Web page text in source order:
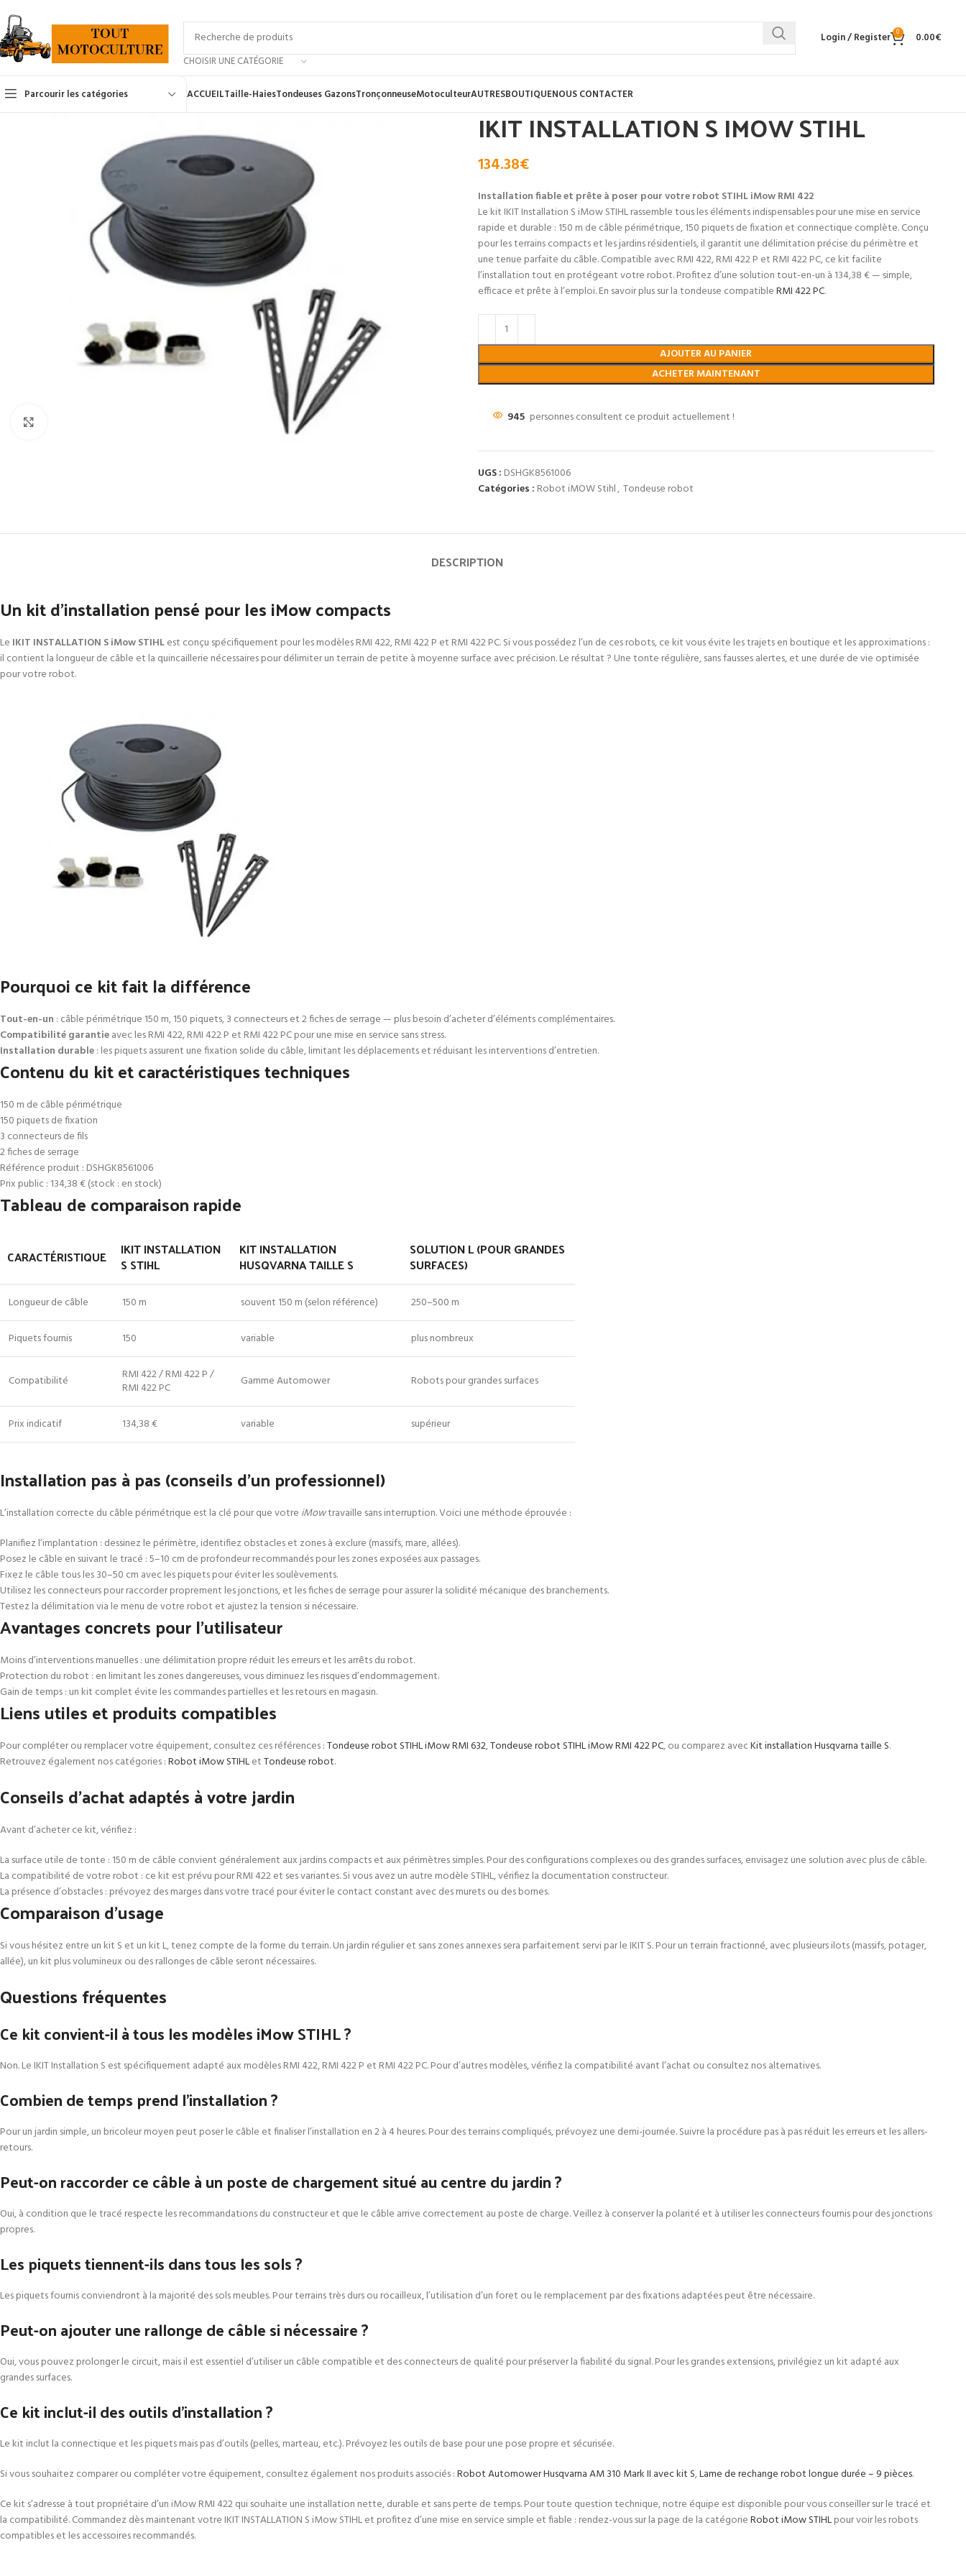
CHOISIR UNE CATÉGORIE
Login / Register 0 0.00€
Parcourir les catégories ACCUEILTaille-HaiesTondeuses GazonsTronçonneuseMotoculteurAUTRESBOUTIQUENOUS CONTACTER
IKIT INSTALLATION S IMOW STIHL
134.38€
Installation fiable et prête à poser pour votre robot STIHL iMow RMI 422
Le kit IKIT Installation S iMow STIHL rassemble tous les éléments indispensables pour une mise en service
rapide et durable : 150 m de câble périmétrique, 150 piquets de fixation et connectique complète. Conçu
pour les terrains compacts et les jardins résidentiels, il garantit une délimitation précise du périmètre et
une tenue parfaite du câble. Compatible avec RMI 422, RMI 422 P et RMI 422 PC, ce kit facilite
l’installation tout en protégeant votre robot. Profitez d’une solution tout-en-un à 134,38 € — simple,
efficace et prête à l’emploi. En savoir plus sur la tondeuse compatibleRMI 422 PC.
AJOUTER AU PANIER
ACHETER MAINTENANT
945 personnes consultent ce produit actuellement !
UGS : DSHGK8561006
Catégories : Robot iMOW Stihl, Tondeuse robot
DESCRIPTION
Un kit d’installation pensé pour les iMow compacts
Le IKIT INSTALLATION S iMow STIHLest conçu spécifiquement pour les modèles RMI 422, RMI 422 P et RMI 422 PC. Si vous possédez l’un de ces robots, ce kit vous évite les trajets en boutique et les approximations :
il contient la longueur de câble et la quincaillerie nécessaires pour délimiter un terrain de petite à moyenne surface avec précision. Le résultat ? Une tonte régulière, sans fausses alertes, et une durée de vie optimisée
pour votre robot.
Pourquoi ce kit fait la différence
Tout-en-un : câble périmétrique 150 m, 150 piquets, 3 connecteurs et 2 fiches de serrage — plus besoin d’acheter d’éléments complémentaires.
Compatibilité garantieavec les RMI 422, RMI 422 P et RMI 422 PC pour une mise en service sans stress.
Installation durable: les piquets assurent une fixation solide du câble, limitant les déplacements et réduisant les interventions d’entretien.
Contenu du kit et caractéristiques techniques
150 m de câble périmétrique
150 piquets de fixation
3 connecteurs de fils
2 fiches de serrage
Référence produit : DSHGK8561006
Prix public : 134,38 € (stock : en stock)
Tableau de comparaison rapide
CARACTÉRISTIQUE IKIT INSTALLATION
S STIHL
KIT INSTALLATION
HUSQVARNA TAILLE S
SOLUTION L (POUR GRANDES
SURFACES)
Longueur de câble 150 m souvent 150 m (selon référence) 250–500 m
Piquets fournis 150 variable plus nombreux
Compatibilité
RMI 422 / RMI 422 P /
RMI 422 PC
Gamme Automower Robots pour grandes surfaces
Prix indicatif 134,38 € variable supérieur
Installation pas à pas (conseils d’un professionnel)
L’installation correcte du câble périmétrique est la clé pour que votre iMowtravaille sans interruption. Voici une méthode éprouvée :
Planifiez l’implantation : dessinez le périmètre, identifiez obstacles et zones à exclure (massifs, mare, allées).
Posez le câble en suivant le tracé : 5–10 cm de profondeur recommandés pour les zones exposées aux passages.
Fixez le câble tous les 30–50 cm avec les piquets pour éviter les soulèvements.
Utilisez les connecteurs pour raccorder proprement les jonctions, et les fiches de serrage pour assurer la solidité mécanique des branchements.
Testez la délimitation via le menu de votre robot et ajustez la tension si nécessaire.
Avantages concrets pour l’utilisateur
Moins d’interventions manuelles : une délimitation propre réduit les erreurs et les arrêts du robot.
Protection du robot : en limitant les zones dangereuses, vous diminuez les risques d’endommagement.
Gain de temps : un kit complet évite les commandes partielles et les retours en magasin.
Liens utiles et produits compatibles
Pour compléter ou remplacer votre équipement, consultez ces références :Tondeuse robot STIHL iMow RMI 632,Tondeuse robot STIHL iMow RMI 422 PC, ou comparez avecKit installation Husqvarna taille S.
Retrouvez également nos catégories :Robot iMow STIHLetTondeuse robot.
Conseils d’achat adaptés à votre jardin
Avant d’acheter ce kit, vérifiez :
La surface utile de tonte : 150 m de câble convient généralement aux jardins compacts et aux périmètres simples. Pour des configurations complexes ou des grandes surfaces, envisagez une solution avec plus de câble.
La compatibilité de votre robot : ce kit est prévu pour RMI 422 et ses variantes. Si vous avez un autre modèle STIHL, vérifiez la documentation constructeur.
La présence d’obstacles : prévoyez des marges dans votre tracé pour éviter le contact constant avec des murets ou des bornes.
Comparaison d’usage
Si vous hésitez entre un kit S et un kit L, tenez compte de la forme du terrain. Un jardin régulier et sans zones annexes sera parfaitement servi par le IKIT S. Pour un terrain fractionné, avec plusieurs ilots (massifs, potager,
allée), un kit plus volumineux ou des rallonges de câble seront nécessaires.
Questions fréquentes
Ce kit convient-il à tous les modèles iMow STIHL ?
Non. Le IKIT Installation S est spécifiquement adapté aux modèles RMI 422, RMI 422 P et RMI 422 PC. Pour d’autres modèles, vérifiez la compatibilité avant l’achat ou consultez nos alternatives.
Combien de temps prend l’installation ?
Pour un jardin simple, un bricoleur moyen peut poser le câble et finaliser l’installation en 2 à 4 heures. Pour des terrains compliqués, prévoyez une demi-journée. Suivre la procédure pas à pas réduit les erreurs et les allers-
retours.
Peut-on raccorder ce câble à un poste de chargement situé au centre du jardin ?
Oui, à condition que le tracé respecte les recommandations du constructeur et que le câble arrive correctement au poste de charge. Veillez à conserver la polarité et à utiliser les connecteurs fournis pour des jonctions
propres.
Les piquets tiennent-ils dans tous les sols ?
Les piquets fournis conviendront à la majorité des sols meubles. Pour terrains très durs ou rocailleux, l’utilisation d’un foret ou le remplacement par des fixations adaptées peut être nécessaire.
Peut-on ajouter une rallonge de câble si nécessaire ?
Oui, vous pouvez prolonger le circuit, mais il est essentiel d’utiliser un câble compatible et des connecteurs de qualité pour préserver la fiabilité du signal. Pour les grandes extensions, privilégiez un kit adapté aux
grandes surfaces.
Ce kit inclut-il des outils d’installation ?
Le kit inclut la connectique et les piquets mais pas d’outils (pelles, marteau, etc.). Prévoyez les outils de base pour une pose propre et sécurisée.
Si vous souhaitez comparer ou compléter votre équipement, consultez également nos produits associés :Robot Automower Husqvarna AM 310 Mark II avec kit S,Lame de rechange robot longue durée – 9 pièces.
Ce kit s’adresse à tout propriétaire d’un iMow RMI 422 qui souhaite une installation nette, durable et sans perte de temps. Pour toute question technique, notre équipe est disponible pour vous conseiller sur le tracé et
la compatibilité. Commandez dès maintenant votre IKIT INSTALLATION S iMow STIHL et profitez d’une mise en service simple et fiable : rendez-vous sur la page de la catégorieRobot iMow STIHLpour voir les robots
compatibles et les accessoires recommandés.